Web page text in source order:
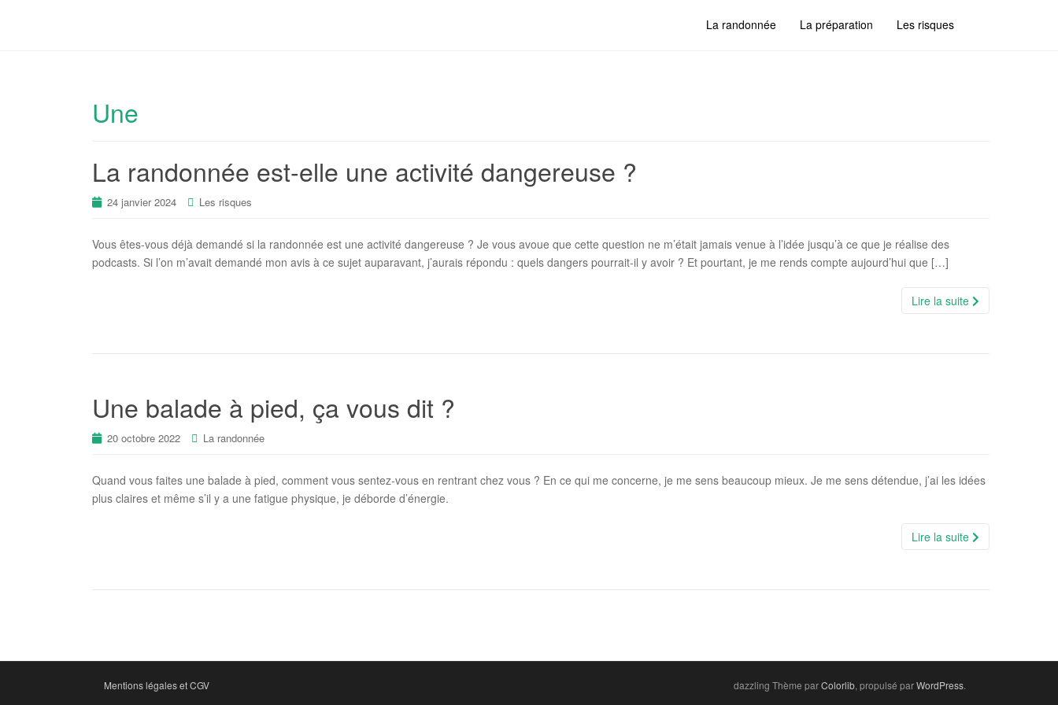
La randonnée La préparation Les risques
Une
La randonnée est-elle une activité dangereuse ?
24 janvier 2024 Les risques
Vous êtes-vous déjà demandé si la randonnée est une activité dangereuse ? Je vous avoue que cette question ne m’était jamais venue à l’idée jusqu’à ce que je réalise des
podcasts. Si l’on m’avait demandé mon avis à ce sujet auparavant, j’aurais répondu : quels dangers pourrait-il y avoir ? Et pourtant, je me rends compte aujourd’hui que […]
Lire la suite
Une balade à pied, ça vous dit ?
20 octobre 2022 La randonnée
Quand vous faites une balade à pied, comment vous sentez-vous en rentrant chez vous ? En ce qui me concerne, je me sens beaucoup mieux. Je me sens détendue, j’ai les idées
plus claires et même s’il y a une fatigue physique, je déborde d’énergie.
Lire la suite
Mentions légales et CGV dazzling Thème parColorlib, propulsé parWordPress.